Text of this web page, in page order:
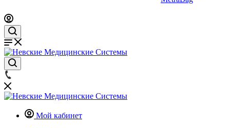
Мой кабинет